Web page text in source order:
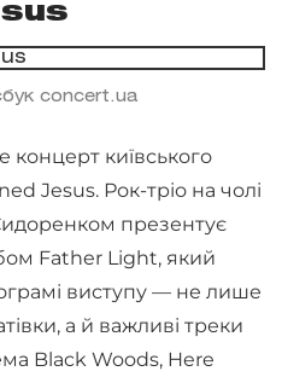
concert.ua
концерт київського
Jesus. Рок-тріо на чолі
презентує
Father Light, який
виступу — не лише
а й важливі треки
Black Woods, Here